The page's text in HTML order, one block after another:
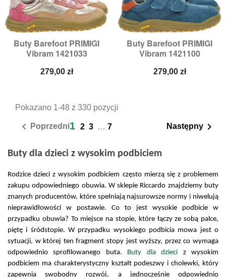
Buty Barefoot PRIMIGI
Vibram 1421033
Cena
279,00 zł
Buty Barefoot PRIMIGI
Vibram 1421100
Cena
279,00 zł
Pokazano 1-48 z 330 pozycji
 Poprzedni1 2 3 … 7 Następny 
Buty dla dzieci z wysokim podbiciem
Rodzice dzieci z wysokim podbiciem często mierzą się z problemem
zakupu odpowiedniego obuwia. W sklepie Riccardo znajdziemy buty
znanych producentów, które spełniają najsurowsze normy i niwelują
nieprawidłowości w postawie. Co to jest wysokie podbicie w
przypadku obuwia? To miejsce na stopie, które łączy ze sobą palce,
piętę i śródstopie. W przypadku wysokiego podbicia mowa jest o
sytuacji, w której ten fragment stopy jest wyższy, przez co wymaga
odpowiednio sprofilowanego buta. Buty dla dzieci z wysokim
podbiciem ma charakterystyczny kształt podeszwy i cholewki, który
zapewnia swobodny rozwój, a jednocześnie odpowiednio